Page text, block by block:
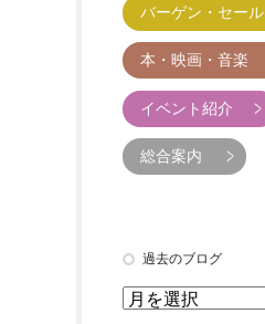
バーゲン・セール
本・映画・音楽
イベント紹介
総合案内
過去のブログ